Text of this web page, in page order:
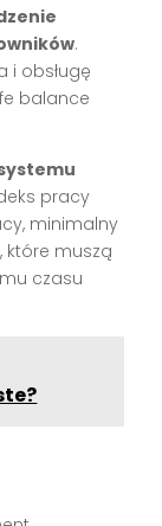
.
i obsługę
balance
pracy
minimalny
które muszą
czasu